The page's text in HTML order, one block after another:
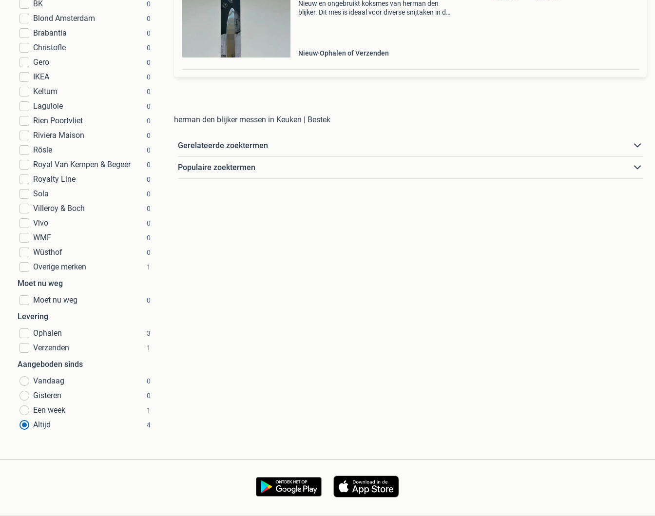
BK 0
Blond Amsterdam 0
Brabantia 0
Christofle 0
Gero 0
IKEA 0
Keltum 0
Laguiole 0
Rien Poortvliet 0
Riviera Maison 0
Rösle 0
Royal Van Kempen & Begeer 0
Royalty Line 0
Sola 0
Villeroy & Boch 0
Vivo 0
WMF 0
Wüsthof 0
Overige merken 1
Moet nu weg
Moet nu weg
0
Levering
Ophalen
3
Verzenden 1
Aangeboden sinds
Vandaag
0
Gisteren 0
Een week 1
Altijd 4
Nieuw en ongebruikt koksmes van herman den
blijker. Dit mes is ideaal voor diverse snijtaken in de
Nieuw Ophalen of Verzenden
herman den blijker messen in Keuken | Bestek
Gerelateerde zoektermen
Populaire zoektermen